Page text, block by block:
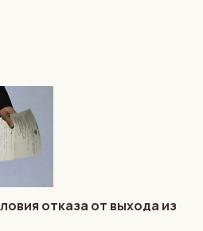
отказа от выхода из